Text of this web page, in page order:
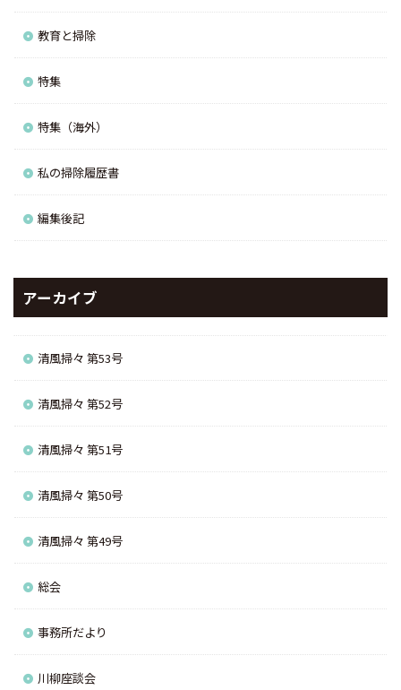
教育と掃除
特集
特集（海外）
私の掃除履歴書
編集後記
アーカイブ
清風掃々 第53号
清風掃々 第52号
清風掃々 第51号
清風掃々 第50号
清風掃々 第49号
総会
事務所だより
川柳座談会